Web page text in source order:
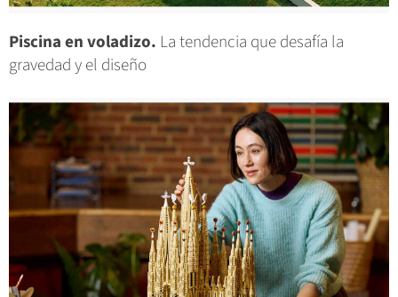
Piscina en voladizo. La tendencia que desafía la
gravedad y el diseño